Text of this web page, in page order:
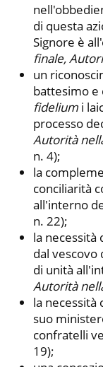
di questa
Signore è
finale,
un
battesimo e
fidelium i
processo
Autorità
n. 4);
la
conciliarità
all'interno
n. 22);
la
dal vescovo
di unità
Autorità
la necessità
suo
confratelli
19);